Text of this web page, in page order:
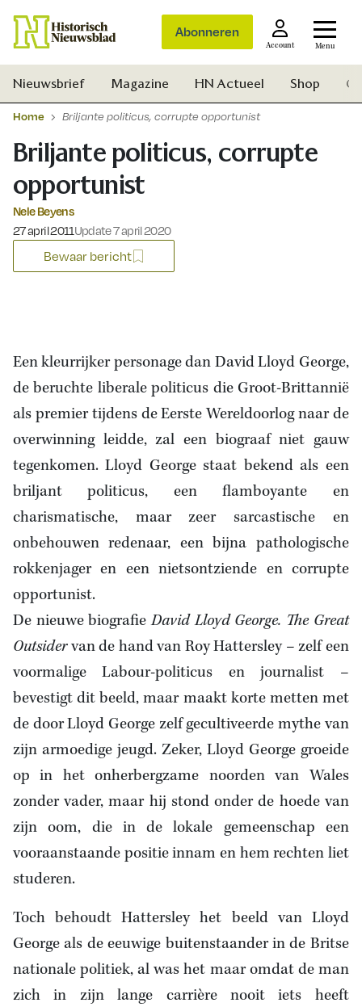
Abonneren
Account Menu
Nieuwsbrief Magazine HN Actueel Shop
Home Briljante politicus, corrupte opportunist
Briljante politicus, corrupte
opportunist
Nele Beyens
Gepubliceerd op:
27 april 2011Update 7 april 2020
Bewaar bericht
Een kleurrijker personage dan David Lloyd George,
de beruchte liberale politicus die Groot-Brittannië
als premier tijdens de Eerste Wereldoorlog naar de
overwinning leidde, zal een biograaf niet gauw
tegenkomen. Lloyd George staat bekend als een
briljant politicus, een flamboyante en
charismatische, maar zeer sarcastische en
onbehouwen redenaar, een bijna pathologische
rokkenjager en een nietsontziende en corrupte
opportunist.
De nieuwe biografieDavid Lloyd George. The Great
Outsidervan de hand van Roy Hattersley – zelf een
voormalige Labour-politicus en journalist –
bevestigt dit beeld, maar maakt korte metten met
de door Lloyd George zelf gecultiveerde mythe van
zijn armoedige jeugd. Zeker, Lloyd George groeide
op in het onherbergzame noorden van Wales
zonder vader, maar hij stond onder de hoede van
zijn oom, die in de lokale gemeenschap een
vooraanstaande positie innam en hem rechten liet
studeren.
Toch behoudt Hattersley het beeld van Lloyd
George als de eeuwige buitenstaander in de Britse
nationale politiek, al was het maar omdat de man
zich in zijn lange carrière nooit iets heeft